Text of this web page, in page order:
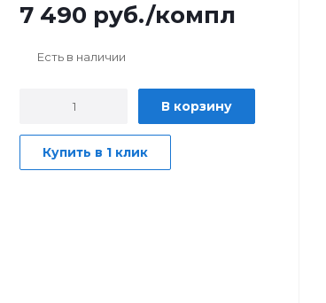
7 490 руб./компл
Есть в наличии
В корзину
Купить в 1 клик